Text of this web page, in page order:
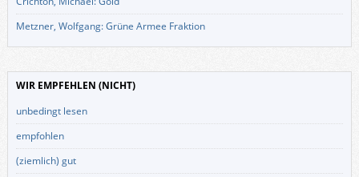
Metzner, Wolfgang: Grüne Armee Fraktion
WIR EMPFEHLEN (NICHT)
unbedingt lesen
empfohlen
(ziemlich) gut